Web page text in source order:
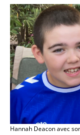
Hannah Deacon avec